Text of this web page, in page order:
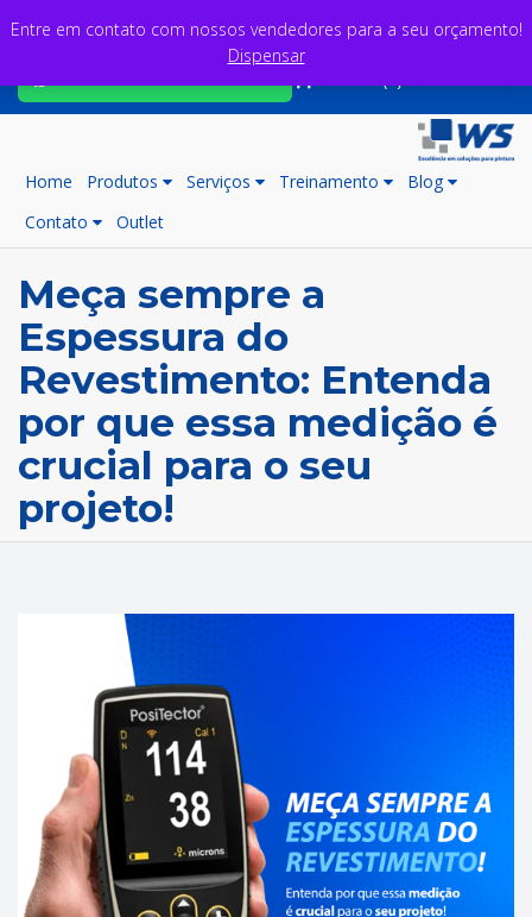
Home Produtos Serviços Treinamento
Blog
Contato
Outlet
Meça sempre a
Espessura do
Revestimento: Entenda
por que essa medição é
crucial para o seu
projeto!
Entre em contato com nossos vendedores para a seu orçamento!
Dispensar